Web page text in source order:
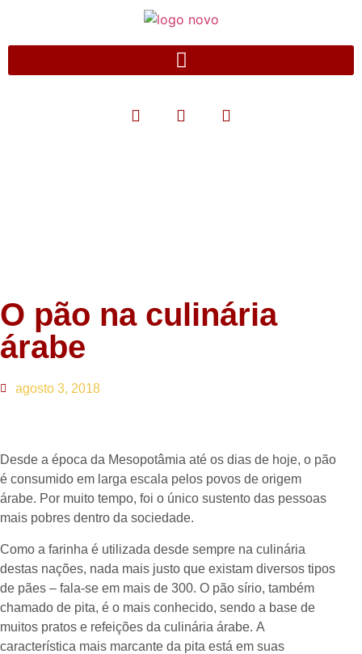
O pão na culinária
árabe
agosto 3, 2018
Desde a época da Mesopotâmia até os dias de hoje, o pão
é consumido em larga escala pelos povos de origem
árabe. Por muito tempo, foi o único sustento das pessoas
mais pobres dentro da sociedade.
Como a farinha é utilizada desde sempre na culinária
destas nações, nada mais justo que existam diversos tipos
de pães – fala-se em mais de 300. O pão sírio, também
chamado de pita, é o mais conhecido, sendo a base de
muitos pratos e refeições da culinária árabe. A
característica mais marcante da pita está em suas